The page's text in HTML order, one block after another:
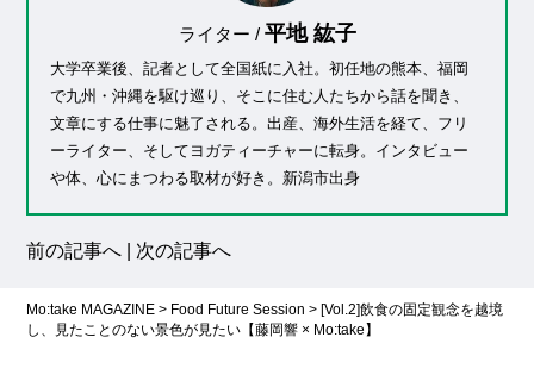
ライター / 平地 紘子
大学卒業後、記者として全国紙に入社。初任地の熊本、福岡
で九州・沖縄を駆け巡り、そこに住む人たちから話を聞き、
文章にする仕事に魅了される。出産、海外生活を経て、フリ
ーライター、そしてヨガティーチャーに転身。インタビュー
や体、心にまつわる取材が好き。新潟市出身
前の記事へ 次の記事へ
Mo:take MAGAZINE > Food Future Session > [Vol.2]飲食の固定観念を越境
し、見たことのない景色が見たい【藤岡響 × Mo:take】